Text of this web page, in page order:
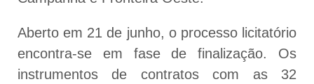
Aberto em 21 de junho, o processo licitatório
encontra-se em fase de finalização. Os
instrumentos de contratos com as 32